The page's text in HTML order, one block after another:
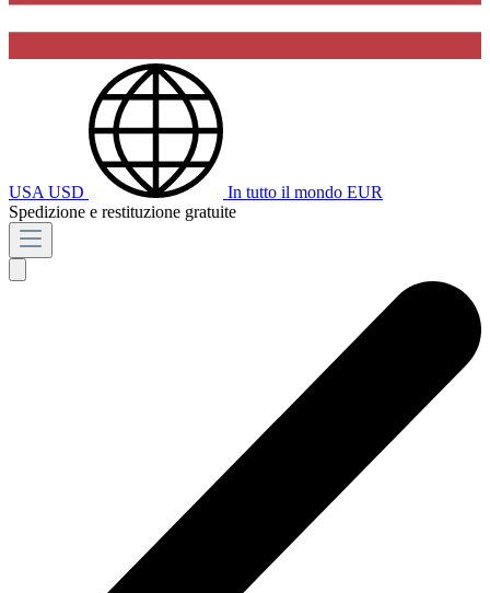
USA USD In tutto il mondo EUR
Spedizione e restituzione gratuite